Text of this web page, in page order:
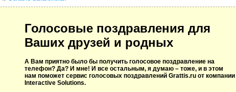
Голосовые поздравления для
Ваших друзей и родных
А Вам приятно было бы получить голосовое поздравление на
телефон? Да? И мне! И все остальным, я думаю – тоже, и в этом
нам поможет сервис голосовых поздравлений Grattis.ru от компании
Interactive Solutions.